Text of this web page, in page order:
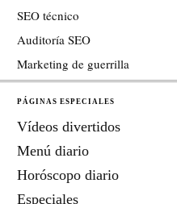
SEO técnico
Auditoría SEO
Marketing de guerrilla
PÁGINAS ESPECIALES
Vídeos divertidos
Menú diario
Horóscopo diario
Especiales